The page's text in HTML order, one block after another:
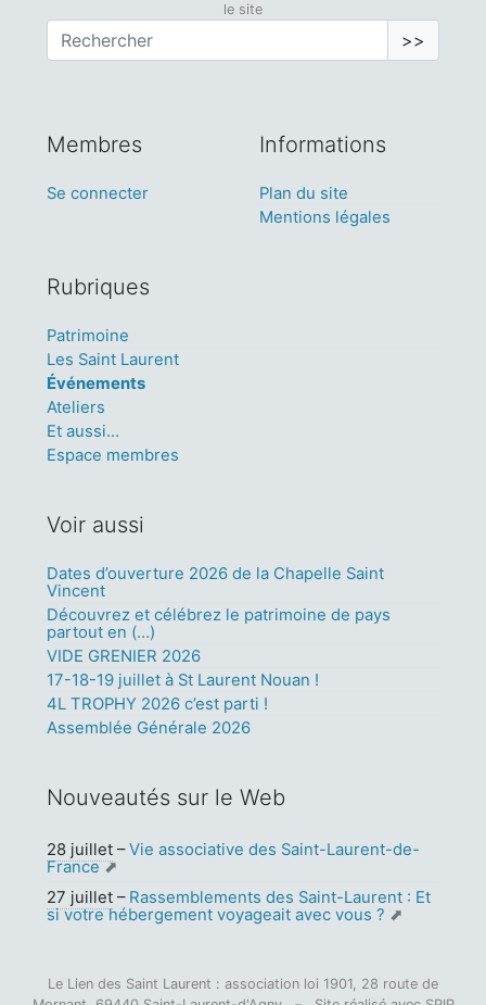
le site
>>
Membres
Se connecter
Informations
Plan du site
Mentions légales
Rubriques
Patrimoine
Les Saint Laurent
Événements
Ateliers
Et aussi...
Espace membres
Voir aussi
Dates d’ouverture 2026 de la Chapelle Saint
Vincent
Découvrez et célébrez le patrimoine de pays
partout en (…)
VIDE GRENIER 2026
17-18-19 juillet à St Laurent Nouan !
4L TROPHY 2026 c’est parti !
Assemblée Générale 2026
Nouveautés sur le Web
28 juillet –Vie associative des Saint-Laurent-de-
France
27 juillet – Rassemblements des Saint-Laurent : Et
si votre hébergement voyageait avec vous ?
Le Lien des Saint Laurent : association loi 1901, 28 route de